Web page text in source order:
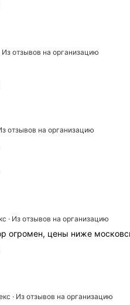
Из отзывов на организацию
отзывов на организацию
· Из отзывов на организацию
огромен, цены ниже
· Из отзывов на организацию